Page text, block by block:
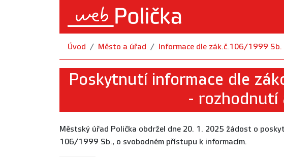
Úvod Město a úřad Informace dle zák.č.106/1999 Sb.
Poskytnutí informace dle
- rozhodnutí
Městský úřad Polička obdržel dne 20. 1. 2025 žádost o
106/1999 Sb., o svobodném přístupu k informacím.